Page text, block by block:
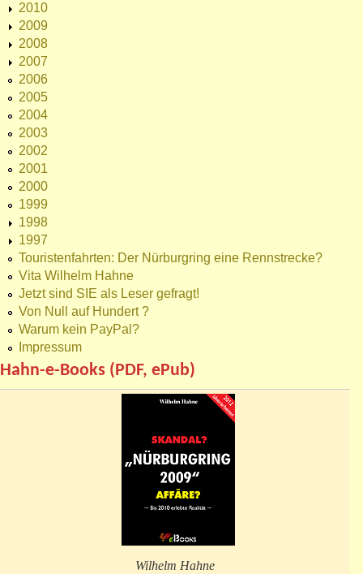
2010
2009
2008
2007
2006
2005
2004
2003
2002
2001
2000
1999
1998
1997
Touristenfahrten: Der Nürburgring eine Rennstrecke?
Vita Wilhelm Hahne
Jetzt sind SIE als Leser gefragt!
Von Null auf Hundert ?
Warum kein PayPal?
Impressum
Hahn-e-Books (PDF, ePub)
Wilhelm Hahne